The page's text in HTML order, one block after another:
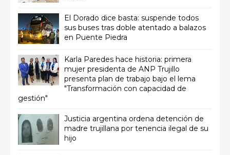
El Dorado dice basta: suspende todos
sus buses tras doble atentado a balazos
en Puente Piedra
Karla Paredes hace historia: primera
mujer presidenta de ANP Trujillo
presenta plan de trabajo bajo el lema
"Transformación con capacidad de
gestión"
Justicia argentina ordena detención de
madre trujillana por tenencia ilegal de su
hijo